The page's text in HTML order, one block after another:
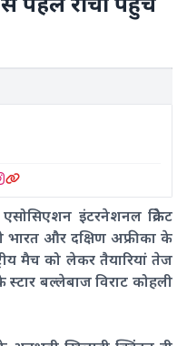
एसोसिएशन इंटरनेशनल क्रिकेट
और दक्षिण अफ्रीका के
मैच को लेकर तैयारियां तेज
बल्लेबाज विराट कोहली